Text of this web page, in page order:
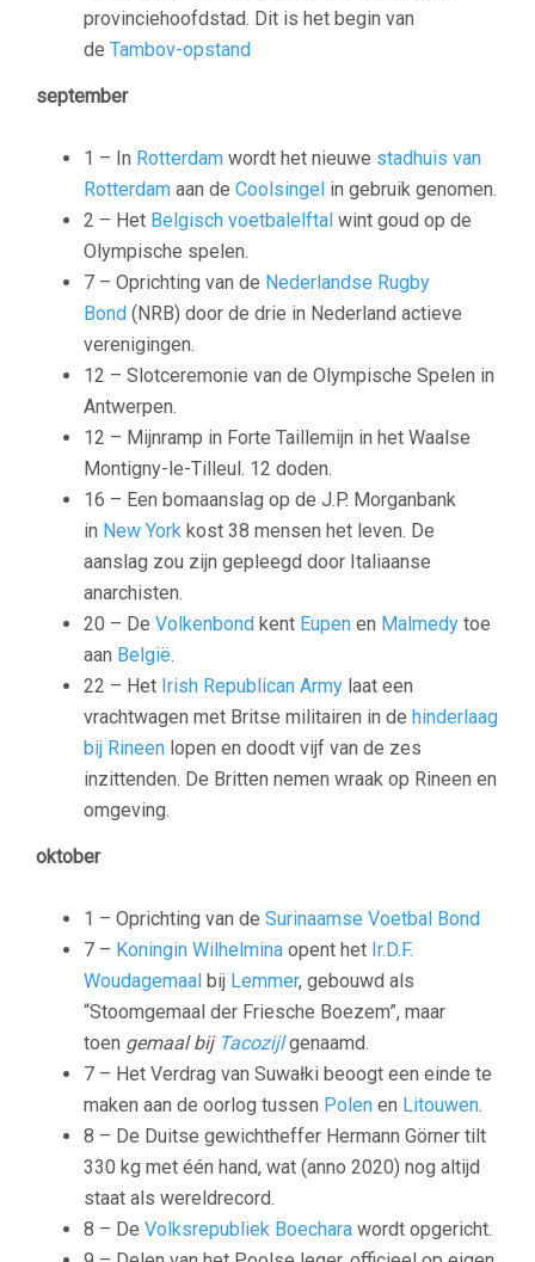
provinciehoofdstad. Dit is het begin van
de Tambov-opstand
september
1 – In Rotterdam wordt het nieuwe stadhuis van
Rotterdam aan de Coolsingel in gebruik genomen.
2 – Het Belgisch voetbalelftal wint goud op de
Olympische spelen.
7 – Oprichting van de Nederlandse Rugby
Bond (NRB) door de drie in Nederland actieve
verenigingen.
12 – Slotceremonie van de Olympische Spelen in
Antwerpen.
12 – Mijnramp in Forte Taillemijn in het Waalse
Montigny-le-Tilleul. 12 doden.
16 – Een bomaanslag op de J.P. Morganbank
in New York kost 38 mensen het leven. De
aanslag zou zijn gepleegd door Italiaanse
anarchisten.
20 – De Volkenbond kent Eupen en Malmedy toe
aan België.
22 – Het Irish Republican Army laat een
vrachtwagen met Britse militairen in de hinderlaag
bij Rineen lopen en doodt vijf van de zes
inzittenden. De Britten nemen wraak op Rineen en
omgeving.
oktober
1 – Oprichting van de Surinaamse Voetbal Bond
7 – Koningin Wilhelmina opent het Ir.D.F.
Woudagemaal bij Lemmer, gebouwd als
“Stoomgemaal der Friesche Boezem”, maar
toen gemaal bij Tacozijlgenaamd.
7 – Het Verdrag van Suwałki beoogt een einde te
maken aan de oorlog tussen Polen en Litouwen.
8 – De Duitse gewichtheffer Hermann Görner tilt
330 kg met één hand, wat (anno 2020) nog altijd
staat als wereldrecord.
8 – De Volksrepubliek Boechara wordt opgericht.